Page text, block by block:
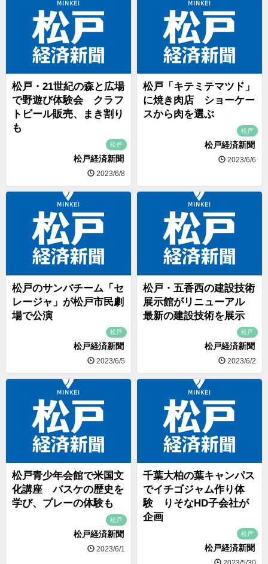
松戸・21世紀の森と広場
で野遊び体験会 クラフ
トビール販売、まき割り
も
松戸
松戸経済新聞
2023/6/8
松戸「キテミテマツド」
に焼き肉店 ショーケー
スから肉を選ぶ
松戸
松戸経済新聞
2023/6/6
松戸のサンバチーム「セ
レージャ」が松戸市民劇
場で公演
松戸
松戸経済新聞
2023/6/5
松戸・五香西の建設技術
展示館がリニューアル
最新の建設技術を展示
松戸
松戸経済新聞
2023/6/2
松戸青少年会館で米国文
化講座 バスケの歴史を
学び、プレーの体験も
松戸
松戸経済新聞
2023/6/1
千葉大柏の葉キャンパス
でイチゴジャム作り体
験 りそなHD子会社が
企画
松戸
松戸経済新聞